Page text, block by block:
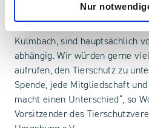
Nur
Kulmbach, sind hauptsächlich
abhängig. Wir würden gerne
aufrufen, den Tierschutz zu
Spende, jede Mitgliedschaft
macht einen Unterschied“, so
Vorsitzender des